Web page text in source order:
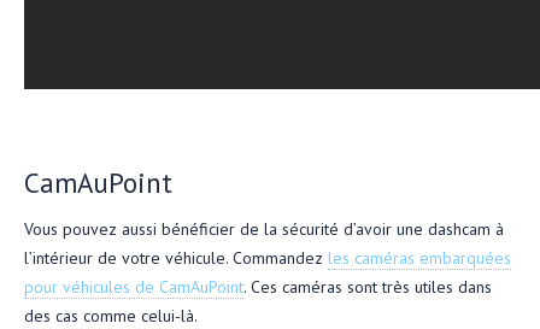
CamAuPoint
Vous pouvez aussi bénéficier de la sécurité d’avoir une dashcam à
l’intérieur de votre véhicule. Commandez les caméras embarquées
pour véhicules de CamAuPoint. Ces caméras sont très utiles dans
des cas comme celui-là.